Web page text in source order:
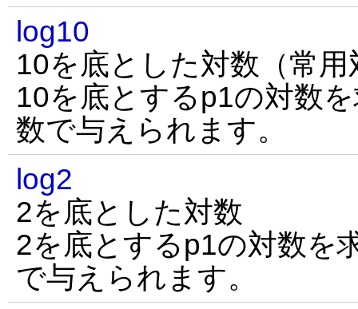
log10
10を底とした対数（常用
10を底とするp1の対数
数で与えられます。
log2
2を底とした対数
2を底とするp1の対数を
で与えられます。